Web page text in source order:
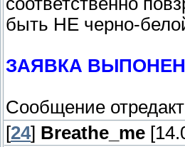
быть НЕ черно-
ЗАЯВКА ВЫПОНЕН
Сообщение
[24] Breathe_me